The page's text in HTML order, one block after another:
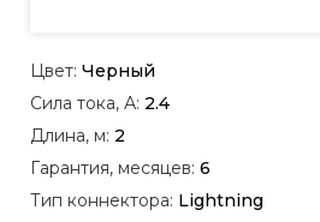
Цвет: Черный
Сила тока, А: 2.4
Длина, м: 2
Гарантия, месяцев: 6
Тип коннектора: Lightning